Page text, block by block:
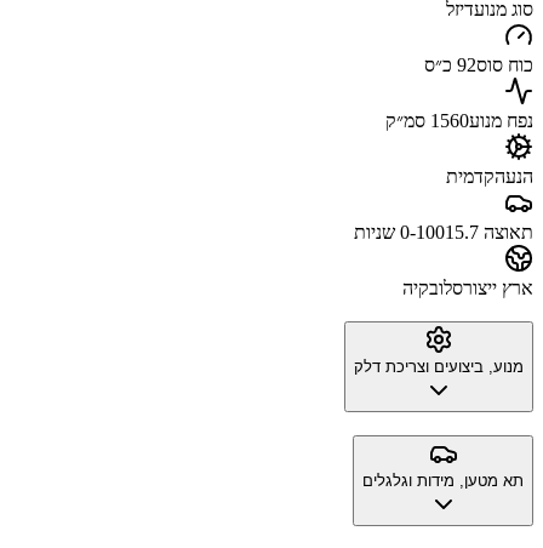
סוג מנועדיזל
כוח סוס92 כ״ס
נפח מנוע1560 סמ״ק
הנעהקדמית
תאוצה 0-100 15.7 שניות
ארץ ייצורסלובקיה
מנוע, ביצועים וצריכת דלק
תא מטען, מידות וגלגלים